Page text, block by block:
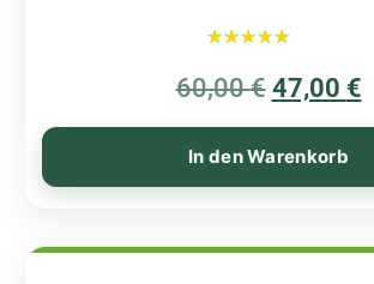
5.00
von 5
60,00€ 47,00 €
In den Warenkorb